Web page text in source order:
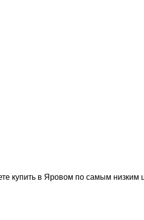
в Яровом по самым низким